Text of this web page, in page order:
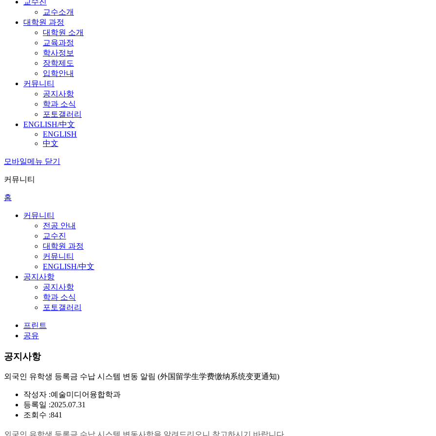
교수소개
대학원 과정
대학원 소개
교육과정
학사정보
장학제도
입학안내
커뮤니티
공지사항
학과 소식
포토갤러리
ENGLISH/中文
ENGLISH
中文
모바일메뉴 닫기
커뮤니티
홈
커뮤니티
전공 안내
교수진
대학원 과정
커뮤니티
ENGLISH/中文
공지사항
공지사항
학과 소식
포토갤러리
프린트
공유
공지사항
외국인 유학생 등록금 수납 시스템 변동 알림 (外国留学生学费缴纳系统变更通知)
작성자 :예술미디어융합학과
등록일 :2025.07.31
조회수 :841